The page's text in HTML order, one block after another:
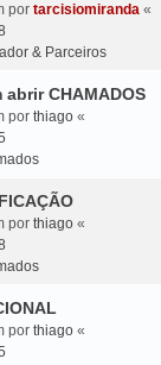
por tarcisiomiranda «
& Parceiros
abrir CHAMADOS
por thiago «
por thiago «
por thiago «